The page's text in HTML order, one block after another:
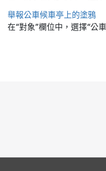
舉報公車候車亭上的塗鴉
在“對象”欄位中，選擇“公